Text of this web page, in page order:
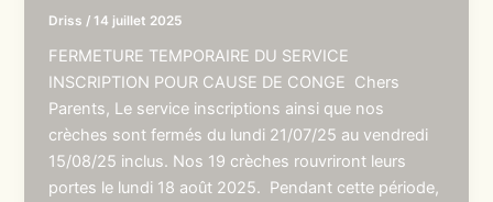
Driss /14 juillet 2025
FERMETURE TEMPORAIRE DU SERVICE
INSCRIPTION POUR CAUSE DE CONGE Chers
Parents, Le service inscriptions ainsi que nos
crèches sont fermés du lundi 21/07/25 au vendredi
15/08/25 inclus. Nos 19 crèches rouvriront leurs
portes le lundi 18 août 2025. Pendant cette période,